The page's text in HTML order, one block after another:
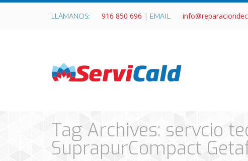
LLÁMANOS: 916 850 696 | EMAIL
Tag Archives: servcio
SuprapurCompact